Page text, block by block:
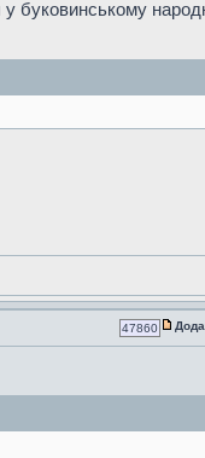
буковинському
47860